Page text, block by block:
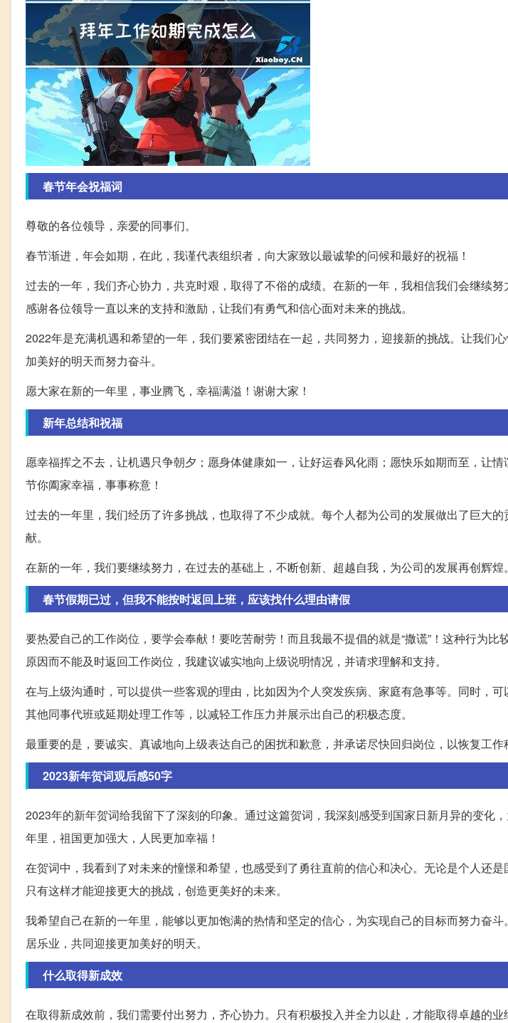
春节年会祝福词
尊敬的各位领导，亲爱的同事们。
春节渐进，年会如期，在此，我谨代表组织者，向大家致以最诚挚的问候和最好的祝福！
过去的一年，我们齐心协力，共克时艰，取得了不俗的成绩。在新的一年，我相信我们会继续
感谢各位领导一直以来的支持和激励，让我们有勇气和信心面对未来的挑战。
2022年是充满机遇和希望的一年，我们要紧密团结在一起，共同努力，迎接新的挑战。让我们
加美好的明天而努力奋斗。
愿大家在新的一年里，事业腾飞，幸福满溢！谢谢大家！
新年总结和祝福
愿幸福挥之不去，让机遇只争朝夕；愿身体健康如一，让好运春风化雨；愿快乐如期而至，让
节你阖家幸福，事事称意！
过去的一年里，我们经历了许多挑战，也取得了不少成就。每个人都为公司的发展做出了巨大
献。
在新的一年，我们要继续努力，在过去的基础上，不断创新、超越自我，为公司的发展再创辉煌
春节假期已过，但我不能按时返回上班，应该找什么理由请假
要热爱自己的工作岗位，要学会奉献！要吃苦耐劳！而且我最不提倡的就是“撒谎”！这种行为比
原因而不能及时返回工作岗位，我建议诚实地向上级说明情况，并请求理解和支持。
在与上级沟通时，可以提供一些客观的理由，比如因为个人突发疾病、家庭有急事等。同时，
其他同事代班或延期处理工作等，以减轻工作压力并展示出自己的积极态度。
最重要的是，要诚实、真诚地向上级表达自己的困扰和歉意，并承诺尽快回归岗位，以恢复工作
2023新年贺词观后感50字
2023年的新年贺词给我留下了深刻的印象。通过这篇贺词，我深刻感受到国家日新月异的变化
年里，祖国更加强大，人民更加幸福！
在贺词中，我看到了对未来的憧憬和希望，也感受到了勇往直前的信心和决心。无论是个人还是
只有这样才能迎接更大的挑战，创造更美好的未来。
我希望自己在新的一年里，能够以更加饱满的热情和坚定的信心，为实现自己的目标而努力奋
居乐业，共同迎接更加美好的明天。
什么取得新成效
在取得新成效前，我们需要付出努力，齐心协力。只有积极投入并全力以赴，才能取得卓越的